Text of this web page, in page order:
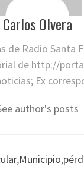
Carlos Olvera
de Radio Santa
de http://
Ex
author's posts
,Municipio,